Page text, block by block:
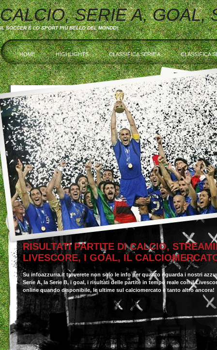
CALCIO, SERIE A, GOAL,
IL SOCCER È LO SPORT PIÙ BELLO DEL MONDO!
HOME HIGHLIGHTS CLASSIFICA SERIE A CLASSIFICA
RISULTATI PARTITE DI CALCIO,
LIVESCORE, I GOAL, IL
Su infoazzurra.it troverete non solo le info per quanto riguarda i nostri
Serie A, la Serie B, i goal, i risultati delle partite in tempo reale con il
online quando disponibile, le ultime sul calciomercato e tanto altro ancora!